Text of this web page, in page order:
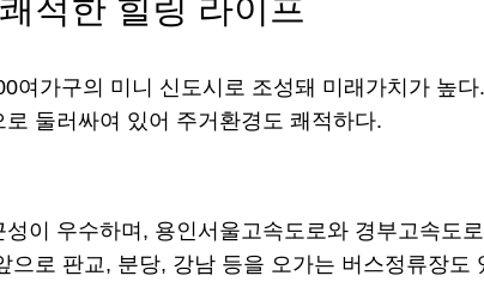
적한 힐링 라이프
여가구의 미니 신도시로 조성돼 미래가치가 높
둘러싸여 있어 주거환경도 쾌적하다.
이 우수하며, 용인서울고속도로와 경부고속
로 판교, 분당, 강남 등을 오가는 버스정류장도